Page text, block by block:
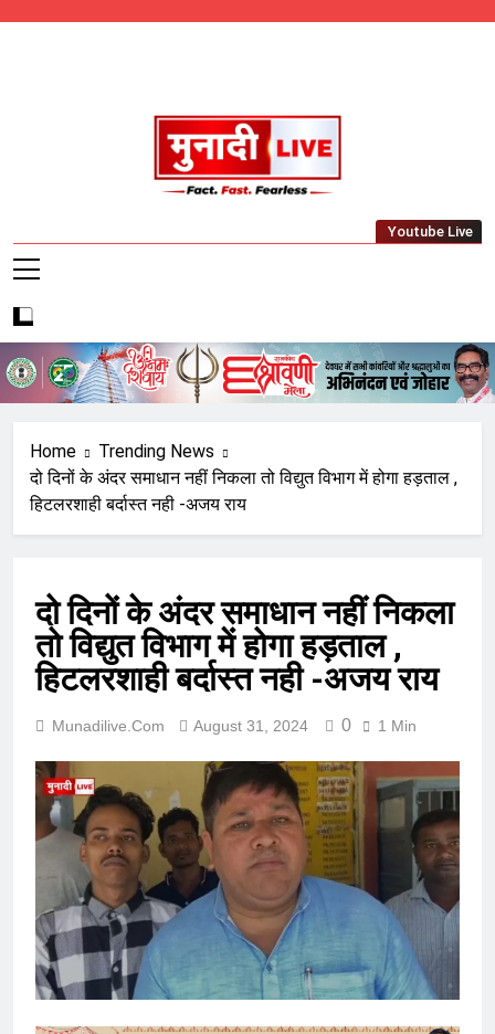
Munadi Live – Jharkhand's Leading Local
Youtube Live
Home
Trending News
दो दिनों के अंदर समाधान नहीं निकला तो विद्युत विभाग में होगा हड़ताल ,
हिटलरशाही बर्दास्त नही -अजय राय
दो दिनों के अंदर समाधान नहीं निकला
तो विद्युत विभाग में होगा हड़ताल ,
हिटलरशाही बर्दास्त नही -अजय राय
Munadilive.com August 31, 2024 0 1 Min